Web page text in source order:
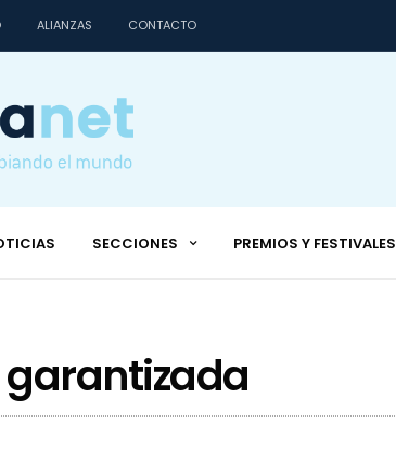
ALIANZAS CONTACTO
SECCIONES PREMIOS Y FESTIVALES